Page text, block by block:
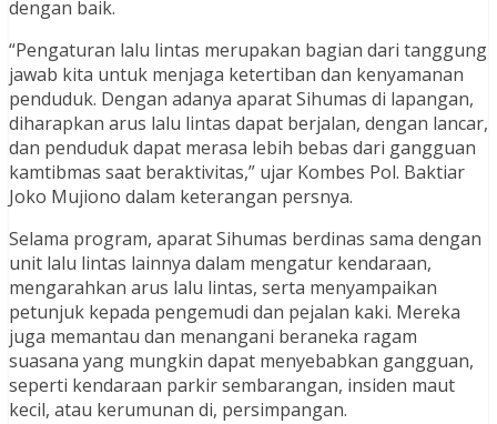
dengan baik.
“Pengaturan lalu lintas merupakan bagian dari tanggung
jawab kita untuk menjaga ketertiban dan kenyamanan
penduduk. Dengan adanya aparat Sihumas di lapangan,
diharapkan arus lalu lintas dapat berjalan, dengan lancar,
dan penduduk dapat merasa lebih bebas dari gangguan
kamtibmas saat beraktivitas,” ujar Kombes Pol. Baktiar
Joko Mujiono dalam keterangan persnya.
Selama program, aparat Sihumas berdinas sama dengan
unit lalu lintas lainnya dalam mengatur kendaraan,
mengarahkan arus lalu lintas, serta menyampaikan
petunjuk kepada pengemudi dan pejalan kaki. Mereka
juga memantau dan menangani beraneka ragam
suasana yang mungkin dapat menyebabkan gangguan,
seperti kendaraan parkir sembarangan, insiden maut
kecil, atau kerumunan di, persimpangan.